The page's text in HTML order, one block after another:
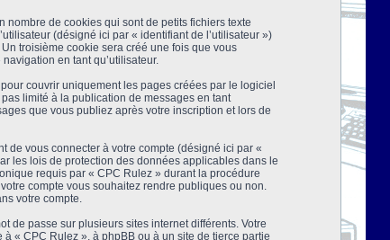
de cookies qui sont de petits fichiers texte
(désigné ici par « identifiant de l’utilisateur »)
troisième cookie sera créé une fois que vous
en tant qu’utilisateur.
couvrir uniquement les pages créées par le logiciel
limité à la publication de messages en tant
que vous publiez après votre inscription et lors de
de vous connecter à votre compte (désigné ici par «
les lois de protection des données applicables dans le
requis par « CPC Rulez » durant la procédure
compte vous souhaitez rendre publiques ou non.
votre compte.
de passe sur plusieurs sites internet différents. Votre
« CPC Rulez », à phpBB ou à un site de tierce partie